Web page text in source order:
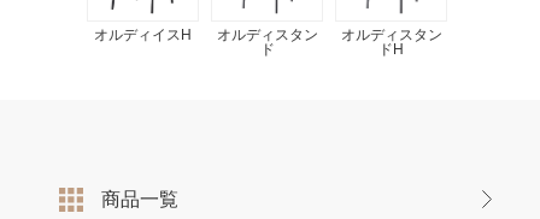
オルディイスH
オルディスタン
ド
オルディスタン
ドH
商品一覧